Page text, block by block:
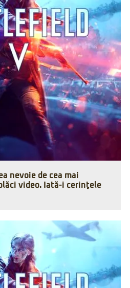
nevoie de cea mai
video. Iată-i cerinţele